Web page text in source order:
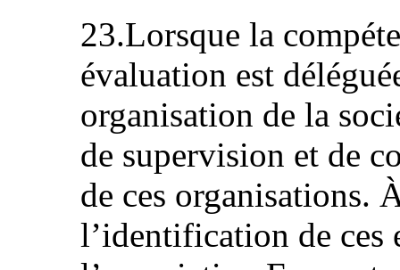
23.Lorsque la
évaluation est
organisation de la
de supervision et de
de ces organisations.
l’identification de ces